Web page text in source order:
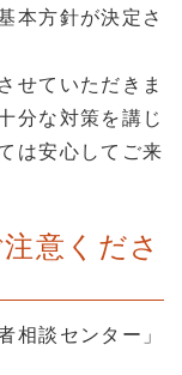
本方針が決定さ
せていただきま
分な対策を講じ
は安心してご来
意くださ
相談センター」